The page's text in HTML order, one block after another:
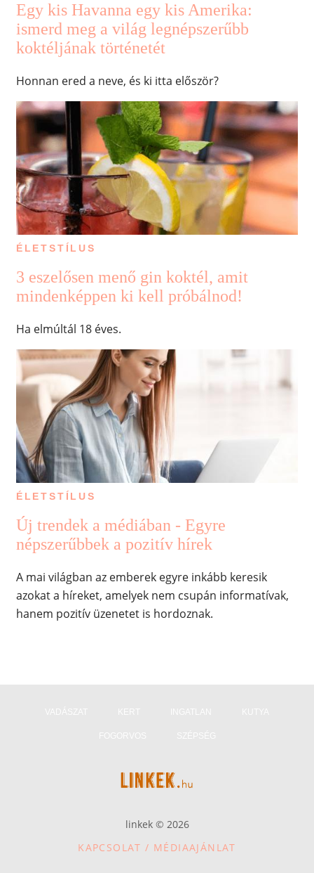
Egy kis Havanna egy kis Amerika:
ismerd meg a világ legnépszerűbb
koktéljának történetét
Honnan ered a neve, és ki itta először?
ÉLETSTÍLUS
3 eszelősen menő gin koktél, amit
mindenképpen ki kell próbálnod!
Ha elmúltál 18 éves.
ÉLETSTÍLUS
Új trendek a médiában - Egyre
népszerűbbek a pozitív hírek
A mai világban az emberek egyre inkább keresik
azokat a híreket, amelyek nem csupán informatívak,
hanem pozitív üzenetet is hordoznak.
linkek © 2026
KAPCSOLAT / MÉDIAAJÁNLAT